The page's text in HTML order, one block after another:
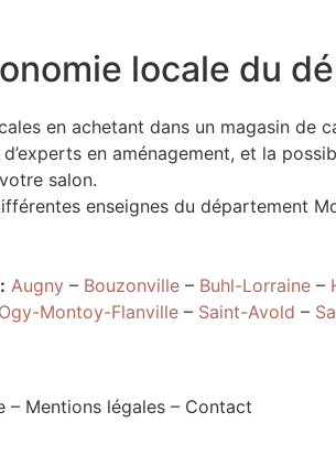
locale du
en achetant dans un magasin de
en aménagement, et la
salon.
enseignes du département
Augny – Bouzonville – Buhl-Lorraine –
Ogy-Montoy-Flanville – Saint-Avold –
Mentions légales – Contact